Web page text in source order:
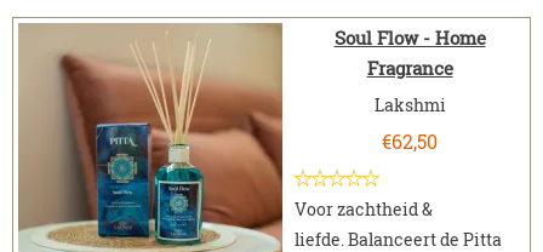
Soul Flow - Home
Fragrance
Lakshmi
€62,50
Voor zachtheid &
liefde. Balanceert de Pitta